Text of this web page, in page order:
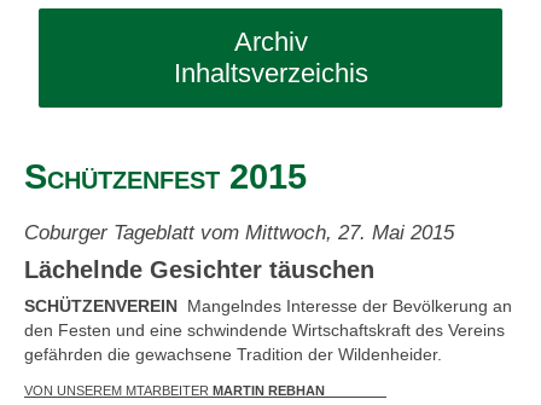
Verein
Mitglied werden / FAQ
Schützenhaus
Chronik
Archiv
Inhaltsverzeichis
Schützenfest 2015
Coburger Tageblatt vom Mittwoch, 27. Mai 2015
Lächelnde Gesichter täuschen
SCHÜTZENVEREIN Mangelndes Interesse der Bevölkerung an
den Festen und eine schwindende Wirtschaftskraft des Vereins
gefährden die gewachsene Tradition der Wildenheider.
VON UNSEREM MTARBEITER MARTIN REBHAN